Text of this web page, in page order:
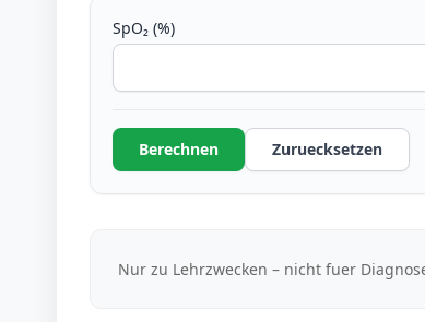
Rechner
SpO₂ (%)
Berechnen Zuruecksetzen
Nur zu Lehrzwecken – nicht fuer